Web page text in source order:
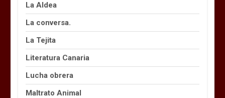
La Aldea
La conversa.
La Tejita
Literatura Canaria
Lucha obrera
Maltrato Animal